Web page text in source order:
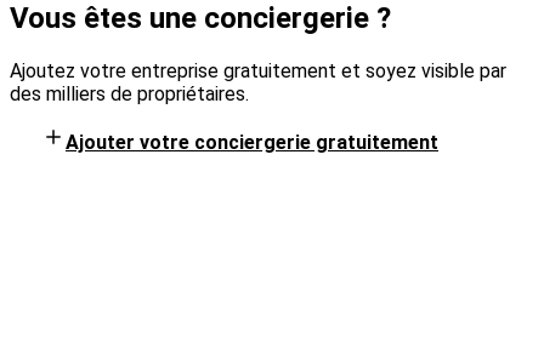
Vous êtes une conciergerie ?
Ajoutez votre entreprise gratuitement et soyez visible par
des milliers de propriétaires.
Ajouter votre conciergerie gratuitement